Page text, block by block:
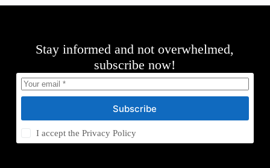
Stay informed and not overwhelmed,
subscribe now!
Subscribe
I accept thePrivacy Policy